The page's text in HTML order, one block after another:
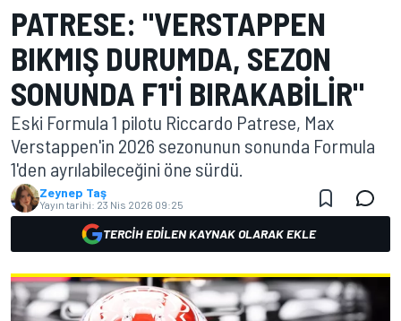
PATRESE: "VERSTAPPEN
BIKMIŞ DURUMDA, SEZON
SONUNDA F1'I BIRAKABILIR"
Eski Formula 1 pilotu Riccardo Patrese, Max
Verstappen'in 2026 sezonunun sonunda Formula
1'den ayrılabileceğini öne sürdü.
Zeynep Taş
Yayın tarihi: 23 Nis 2026 09:25
TERCIH EDILEN KAYNAK OLARAK EKLE